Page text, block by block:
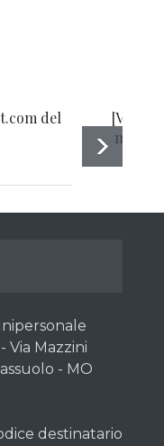
del
[Video]
morsa
Via Mazzini
- MO
destinatario